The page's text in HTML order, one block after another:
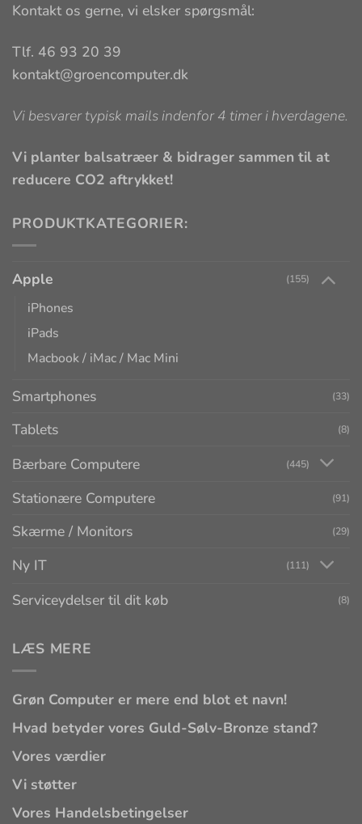
Kontakt os gerne, vi elsker spørgsmål:
Tlf. 46 93 20 39
kontakt@groencomputer.dk
Vi besvarer typisk mails indenfor 4 timer i hverdagene.
Vi planter balsatræer & bidrager sammen til at
reducere CO2 aftrykket!
PRODUKTKATEGORIER:
Apple (155)
iPhones
iPads
Macbook / iMac / Mac Mini
Smartphones (33)
Tablets (8)
Bærbare Computere (445)
Stationære Computere (91)
Skærme / Monitors (29)
Ny IT (111)
Serviceydelser til dit køb (8)
LÆS MERE
Grøn Computer er mere end blot et navn!
Hvad betyder vores Guld-Sølv-Bronze stand?
Vores værdier
Vi støtter
Vores Handelsbetingelser